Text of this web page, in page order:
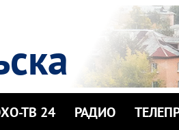
ТВ 24 РАДИО